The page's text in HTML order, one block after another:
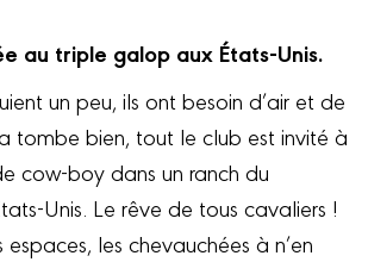
au triple galop aux États-Unis.
un peu, ils ont besoin d’air et de
tombe bien, tout le club est invité à
cow-boy dans un ranch du
Unis. Le rêve de tous cavaliers !
les chevauchées à n’en